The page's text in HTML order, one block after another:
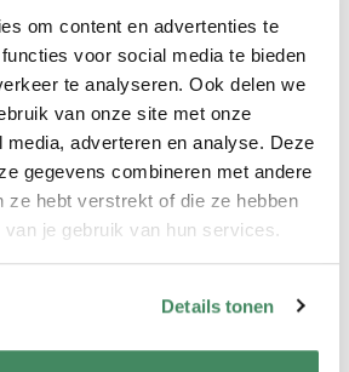
om content en advertenties te
voor social media te bieden
te analyseren. Ook delen we
van onze site met onze
adverteren en analyse. Deze
gegevens combineren met andere
ze hebt verstrekt of die ze hebben
je gebruik van hun services.
Details tonen